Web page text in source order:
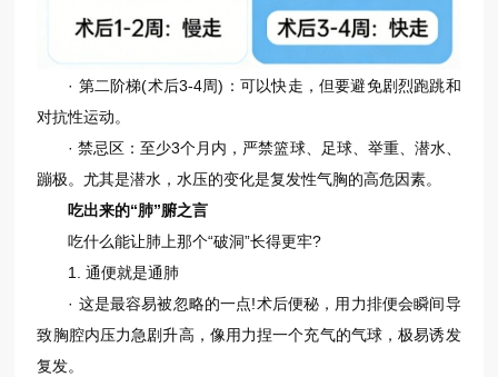
· 第二阶梯(术后3-4周)：可以快走，但要避免剧烈跑跳和
对抗性运动。
· 禁忌区：至少3个月内，严禁篮球、足球、举重、潜水、
蹦极。尤其是潜水，水压的变化是复发性气胸的高危因素。
吃出来的“肺”腑之言
吃什么能让肺上那个“破洞”长得更牢?
1. 通便就是通肺
· 这是最容易被忽略的一点!术后便秘，用力排便会瞬间导
致胸腔内压力急剧升高，像用力捏一个充气的气球，极易诱发
复发。